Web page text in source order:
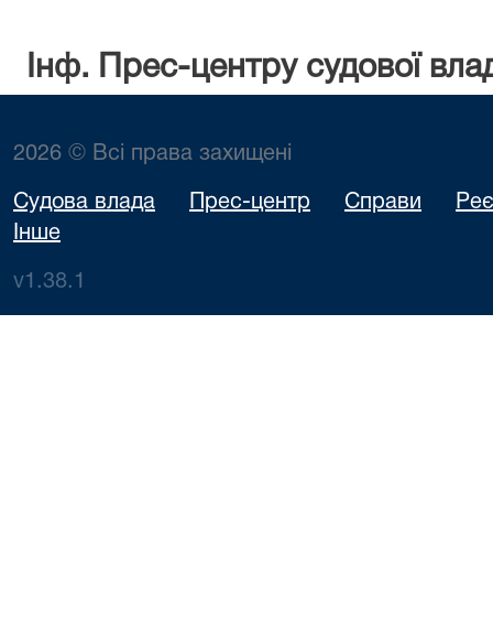
Інф. Прес-центру судової
2026 © Всі права захищені
Судова влада Прес-центр Справи
Інше
v1.38.1